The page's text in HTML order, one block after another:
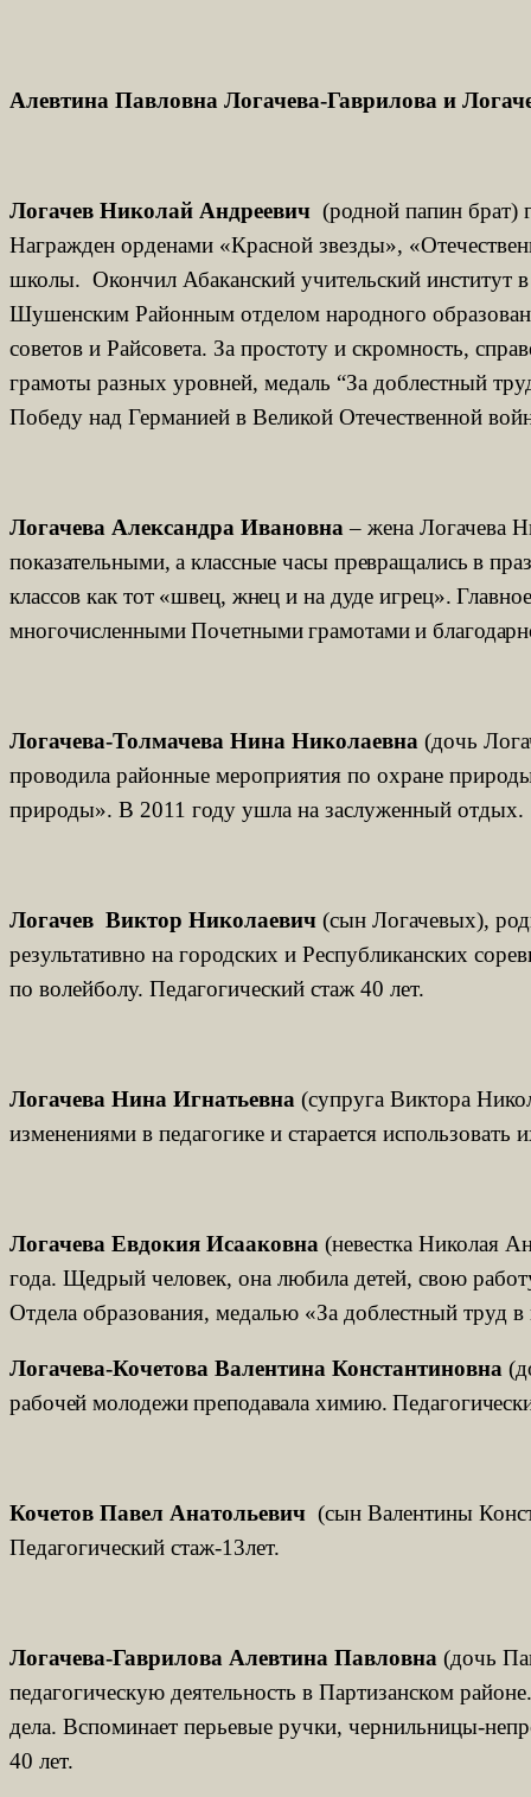
Алевтина Павловна Логачева-Гаврилова и
Логачев Николай Андреевич (родной папин брат)
Награжден орденами «Красной звезды»,
школы. Окончил Абаканский учительский институт
Шушенским Районным отделом народного
советов и Райсовета. За простоту и скромность,
грамоты разных уровней, медаль “За доблестный
Победу над Германией в Великой Отечественной
Логачева Александра Ивановна – жена Логачева
показательными, а классные часы превращались в
классов как тот «швец, жнец и на дуде игрец».
многочисленными Почетными грамотами и
Логачева-Толмачева Нина Николаевна (дочь
проводила районные мероприятия по охране
природы». В 2011 году ушла на заслуженный отдых.
Логачев Виктор Николаевич (сын Логачевых),
результативно на городских и Республиканских
по волейболу. Педагогический стаж 40 лет.
Логачева Нина Игнатьевна (супруга Виктора
изменениями в педагогике и старается
Логачева Евдокия Исааковна (невестка Николая
года. Щедрый человек, она любила детей, свою
Отдела образования, медалью «За доблестный
Логачева-Кочетова Валентина Константиновна
рабочей молодежи преподавала химию.
Кочетов Павел Анатольевич (сын Валентины
Педагогический стаж-13лет.
Логачева-Гаврилова Алевтина Павловна (дочь
педагогическую деятельность в Партизанском
дела. Вспоминает перьевые ручки, чернильницы-
40 лет.